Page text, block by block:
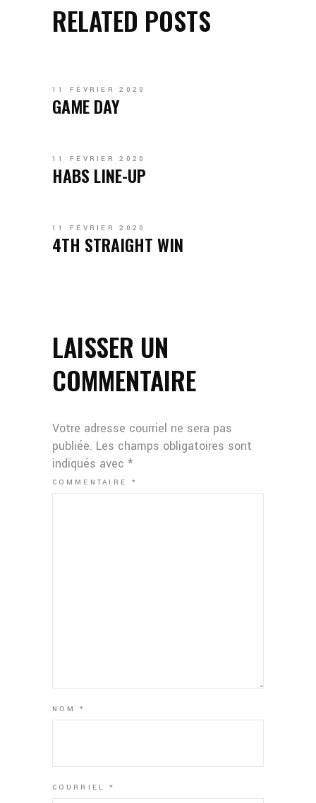
RELATED POSTS
11 FÉVRIER 2020
GAME DAY
11 FÉVRIER 2020
HABS LINE-UP
11 FÉVRIER 2020
4TH STRAIGHT WIN
LAISSER UN
COMMENTAIRE
Votre adresse courriel ne sera pas
publiée. Les champs obligatoires sont
indiqués avec *
COMMENTAIRE *
NOM*
COURRIEL *